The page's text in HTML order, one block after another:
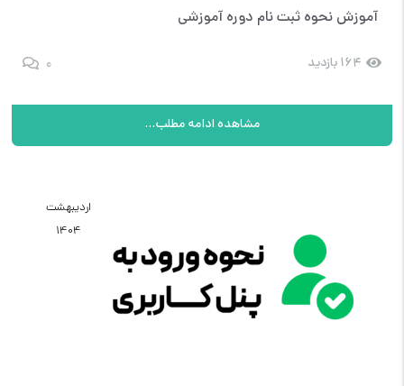
آموزش نحوه ثبت نام دوره آموزشی
164 بازدید 0
مشاهده ادامه مطلب...
اردیبهشت
1404